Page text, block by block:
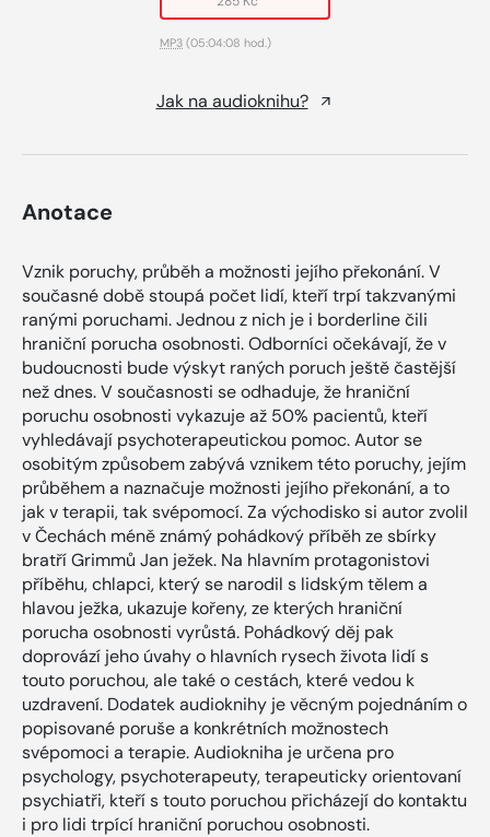
MP3 (05:04:08 hod.)
Jak na audioknihu?
Anotace
Vznik poruchy, průběh a možnosti jejího překonání. V
současné době stoupá počet lidí, kteří trpí takzvanými
ranými poruchami. Jednou z nich je i borderline čili
hraniční porucha osobnosti. Odborníci očekávají, že v
budoucnosti bude výskyt raných poruch ještě častější
než dnes. V současnosti se odhaduje, že hraniční
poruchu osobnosti vykazuje až 50% pacientů, kteří
vyhledávají psychoterapeutickou pomoc. Autor se
osobitým způsobem zabývá vznikem této poruchy, jejím
průběhem a naznačuje možnosti jejího překonání, a to
jak v terapii, tak svépomocí. Za východisko si autor zvolil
v Čechách méně známý pohádkový příběh ze sbírky
bratří Grimmů Jan ježek. Na hlavním protagonistovi
příběhu, chlapci, který se narodil s lidským tělem a
hlavou ježka, ukazuje kořeny, ze kterých hraniční
porucha osobnosti vyrůstá. Pohádkový děj pak
doprovází jeho úvahy o hlavních rysech života lidí s
touto poruchou, ale také o cestách, které vedou k
uzdravení. Dodatek audioknihy je věcným pojednáním o
popisované poruše a konkrétních možnostech
svépomoci a terapie. Audiokniha je určena pro
psychology, psychoterapeuty, terapeuticky orientovaní
psychiatři, kteří s touto poruchou přicházejí do kontaktu
i pro lidi trpící hraniční poruchou osobnosti.